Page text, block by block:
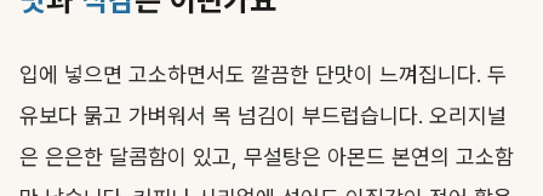
입에 넣으면 고소하면서도 깔끔한 단맛이 느껴집니다. 두
유보다 묽고 가벼워서 목 넘김이 부드럽습니다. 오리지널
은 은은한 달콤함이 있고, 무설탕은 아몬드 본연의 고소함